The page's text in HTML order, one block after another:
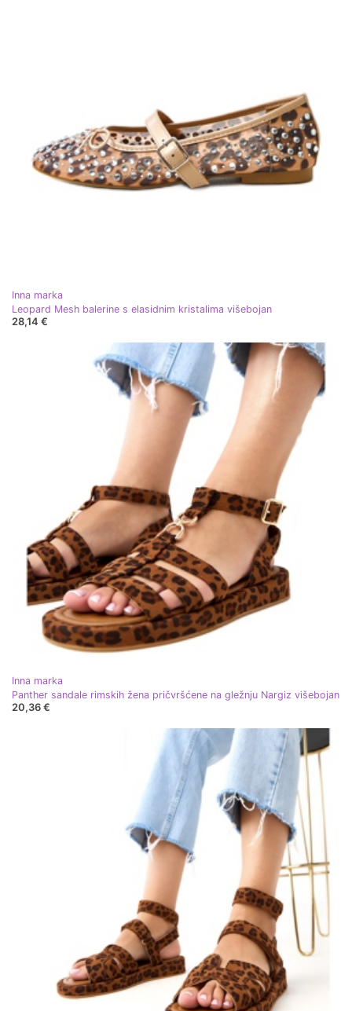
Inna marka
Leopard Mesh balerine s elasidnim kristalima višebojan
28,14 €
Inna marka
Panther sandale rimskih žena pričvršćene na gležnju Nargiz višebojan
20,36 €